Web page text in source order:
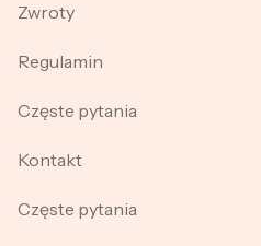
Zwroty
Regulamin
Częste pytania
Kontakt
Częste pytania